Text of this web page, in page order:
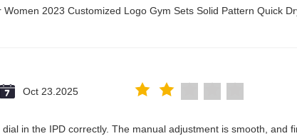
2023 Customized Logo Gym Sets Solid Pattern Quick
Oct 23.2025
in the IPD correctly. The manual adjustment is smooth, and